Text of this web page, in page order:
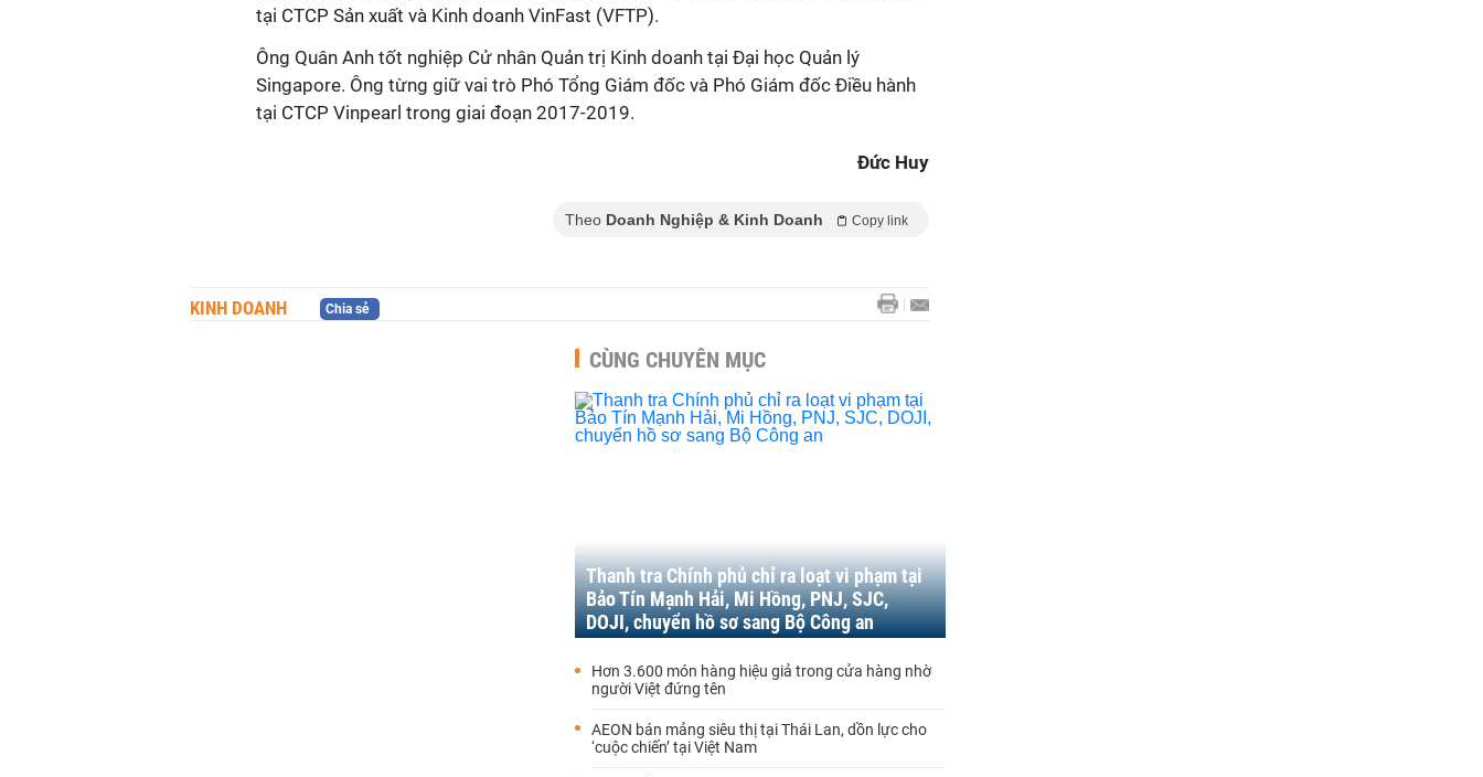
tại CTCP Sản xuất và Kinh doanh VinFast (VFTP).
Ông Quân Anh tốt nghiệp Cử nhân Quản trị Kinh doanh tại Đại học Quản lý
Singapore. Ông từng giữ vai trò Phó Tổng Giám đốc và Phó Giám đốc Điều hành
tại CTCP Vinpearl trong giai đoạn 2017-2019.
Đức Huy
Theo Doanh Nghiệp & Kinh Doanh Copy link
KINH DOANH Chia sẻ
CÙNG CHUYÊN MỤC
Thanh tra Chính phủ chỉ ra loạt vi phạm tại
Bảo Tín Mạnh Hải, Mi Hồng, PNJ, SJC,
DOJI, chuyển hồ sơ sang Bộ Công an
Hơn 3.600 món hàng hiệu giả trong cửa hàng nhờ
người Việt đứng tên
AEON bán mảng siêu thị tại Thái Lan, dồn lực cho
‘cuộc chiến’ tại Việt Nam